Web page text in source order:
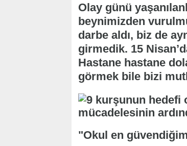
Olay günü
beynimizden
darbe aldı, biz de
girmedik. 15
Hastane hastane
görmek bile bizi
"Okul en